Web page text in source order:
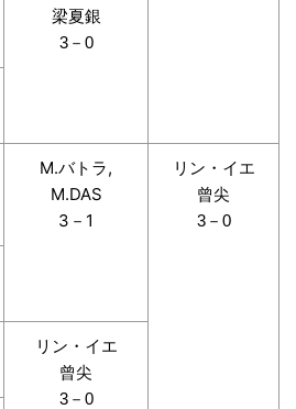
梁夏銀
3－0
M.バトラ,
M.DAS
3－1
リン・イエ
曾尖
3－0
リン・イエ
曾尖
3－0